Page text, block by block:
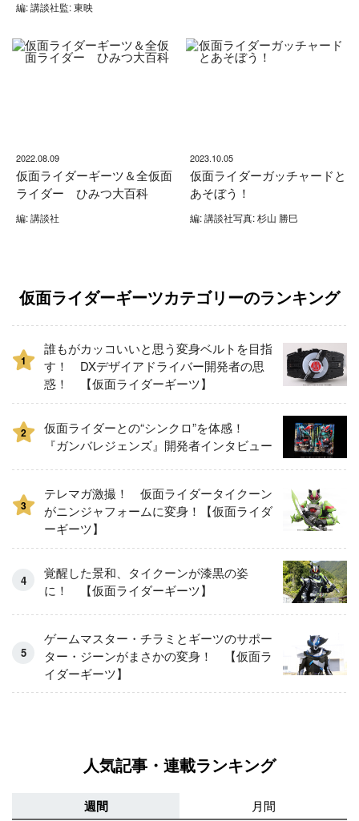
編: 講談社監: 東映
2022.08.09
仮面ライダーギーツ＆全仮面
ライダー ひみつ大百科
編: 講談社
2023.10.05
仮面ライダーガッチャードと
あそぼう！
編: 講談社写真: 杉山 勝巳
仮面ライダーギーツカテゴリーのランキング
1
誰もがカッコいいと思う変身ベルトを目指
す！ DXデザイアドライバー開発者の思
惑！ 【仮面ライダーギーツ】
2
仮面ライダーとの“シンクロ”を体感！
『ガンバレジェンズ』開発者インタビュー
3
テレマガ激撮！ 仮面ライダータイクーン
がニンジャフォームに変身！【仮面ライダ
ーギーツ】
覚醒した景和、タイクーンが漆黒の姿
に！ 【仮面ライダーギーツ】
ゲームマスター・チラミとギーツのサポー
ター・ジーンがまさかの変身！ 【仮面ラ
イダーギーツ】
人気記事・連載ランキング
週間 月間